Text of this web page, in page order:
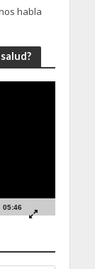
habla
05:46